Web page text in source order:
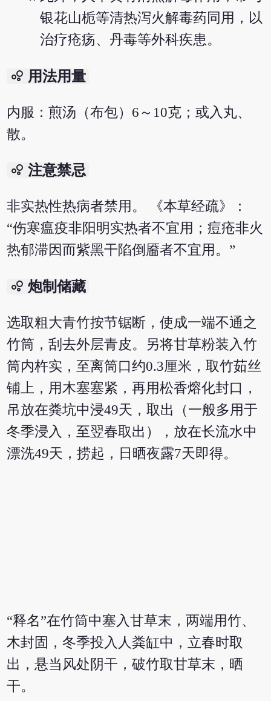
银花山栀等清热泻火解毒药同用，以
治疗疮疡、丹毒等外科疾患。
bubble_chart 用法用量
内服：煎汤（布包）6～10克；或入丸、
散。
bubble_chart 注意禁忌
非实热性热病者禁用。 《本草经疏》：
“伤寒瘟疫非阳明实热者不宜用；痘疮非火
热郁滞因而紫黑干陷倒靥者不宜用。”
bubble_chart 炮制储藏
选取粗大青竹按节锯断，使成一端不通之
竹筒，刮去外层青皮。另将甘草粉装入竹
筒内杵实，至离筒口约0.3厘米，取竹茹丝
铺上，用木塞塞紧，再用松香熔化封口，
吊放在粪坑中浸49天，取出（一般多用于
冬季浸入，至翌春取出），放在长流水中
漂洗49天，捞起，日晒夜露7天即得。
“释名”在竹筒中塞入甘草末，两端用竹、
木封固，冬季投入人粪缸中，立春时取
出，悬当风处阴干，破竹取甘草末，晒
干。